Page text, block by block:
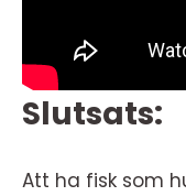
Slutsats:
Att ha fisk som